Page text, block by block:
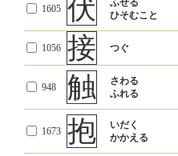
1605 伏
ひそむこと
1056 接 つぐ
948 触
さわる
ふれる
1673 抱
いだく
かかえる